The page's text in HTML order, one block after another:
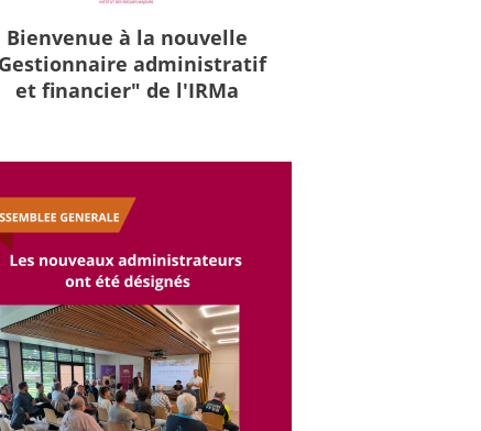
Bienvenue à la nouvelle
administratif
et financier" de l'IRMa